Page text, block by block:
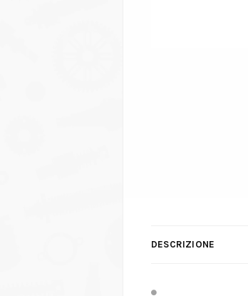
DESCRIZIONE